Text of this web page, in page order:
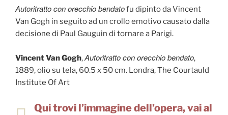
Autoritratto con orecchio bendatofu dipinto da Vincent
Van Gogh in seguito ad un crollo emotivo causato dalla
decisione di Paul Gauguin di tornare a Parigi.
Vincent Van Gogh,Autoritratto con orecchio bendato,
1889, olio su tela, 60.5 x 50 cm. Londra, The Courtauld
Institute Of Art
Qui trovi l’immagine dell’opera, vai al